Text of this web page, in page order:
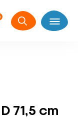
Zoeken
Open
71,5 cm